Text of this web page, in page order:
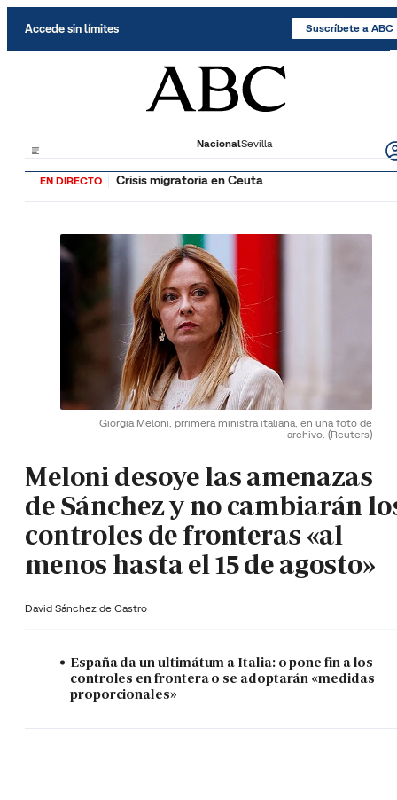
Accede sin límites Suscríbete a ABC
NacionalSevilla
EN DIRECTO Crisis migratoria en Ceuta
Giorgia Meloni, prrimera ministra italiana, en una foto de
archivo. (Reuters)
Meloni desoye las amenazas
de Sánchez y no cambiarán
controles de fronteras «al
menos hasta el 15 de agosto»
David Sánchez de Castro
España da un ultimátum a Italia: o pone fin a los
controles en frontera o se adoptarán «medidas
proporcionales»